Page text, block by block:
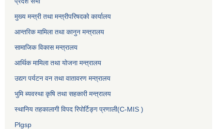
मुख्य मन्त्री तथा मन्त्रीपरिषदको कार्यालय
आन्तरिक मामिला तथा कानुन मन्त्रालय
सामाजिक विकास मन्त्रालय
आर्थिक मामिला तथा योजना मन्त्रालय
उद्यग पर्यटन वन तथा वातावरण मन्त्रालय
भुमि ब्यवस्था कृषि तथा सहकारी मन्त्रालय
स्थानिय तहकालागी विपद रिपोर्टिङ्ग प्रणाली(C-MIS )
Plgsp